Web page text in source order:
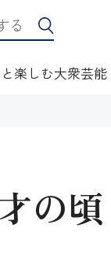
表
楽しむ大衆芸能
わい座芸人伝
の頃